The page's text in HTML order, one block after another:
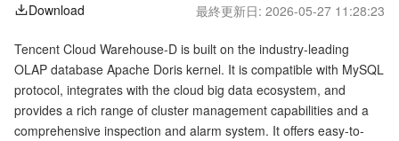
Cloud GPU Service
CVM Dedicated Host
Enterprise Content Delivery Network
Anti-DDoS
Hyper Computing Cluster
Edge Computing Machine
コンテナ
Tencent Kubernetes Engine
分散型クラウド
Download 最終更新日: 2026-05-27 11:28:23
Tencent Cloud Warehouse-D is built on the industry-leading
OLAP database Apache Doris kernel. It is compatible with MySQL
protocol, integrates with the cloud big data ecosystem, and
provides a rich range of cluster management capabilities and a
comprehensive inspection and alarm system. It offers easy-to-